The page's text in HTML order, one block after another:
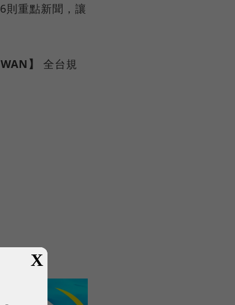
則重點新聞，讓
】
全台規
X